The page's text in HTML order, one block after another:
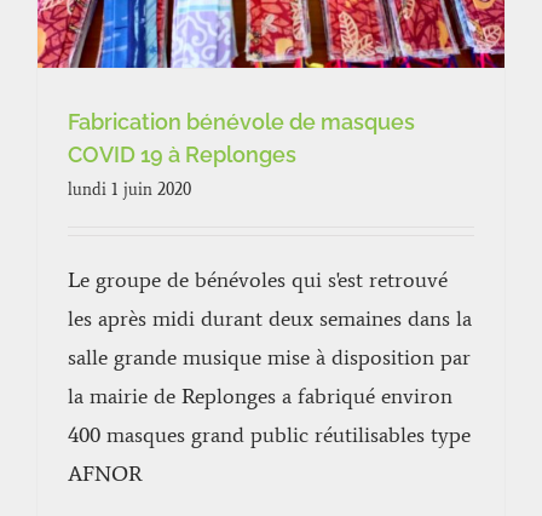
Fabrication bénévole de masques
COVID 19 à Replonges
lundi 1 juin 2020
Le groupe de bénévoles qui s'est retrouvé
les après midi durant deux semaines dans la
salle grande musique mise à disposition par
la mairie de Replonges a fabriqué environ
400 masques grand public réutilisables type
AFNOR